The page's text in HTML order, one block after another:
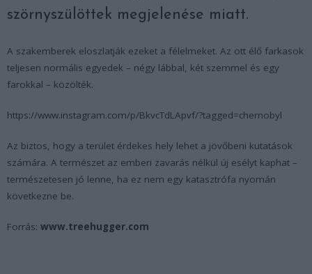
szörnyszülöttek megjelenése miatt.
A szakemberek eloszlatják ezeket a félelmeket. Az ott élő farkasok
teljesen normális egyedek – négy lábbal, két szemmel és egy
farokkal – közölték.
https://www.instagram.com/p/BkvcTdLApvf/?tagged=chernobyl
Az biztos, hogy a terület érdekes hely lehet a jövőbeni kutatások
számára. A természet az emberi zavarás nélkül új esélyt kaphat –
természetesen jó lenne, ha ez nem egy katasztrófa nyomán
következne be.
Forrás: www.treehugger.com